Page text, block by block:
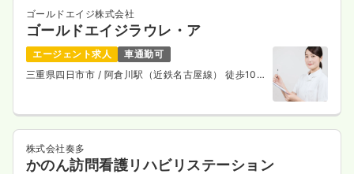
ゴールドエイジ株式会社
ゴールドエイジラウレ・ア
エージェント求人
車通勤可
三重県四日市市 / 阿倉川駅（近鉄名古屋線） 徒歩10
株式会社奏多
かのん訪問看護リハビリステーション